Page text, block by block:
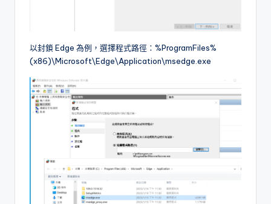
以封鎖 Edge 為例，選擇程式路徑：%ProgramFiles%
(x86)\Microsoft\Edge\Application\msedge.exe